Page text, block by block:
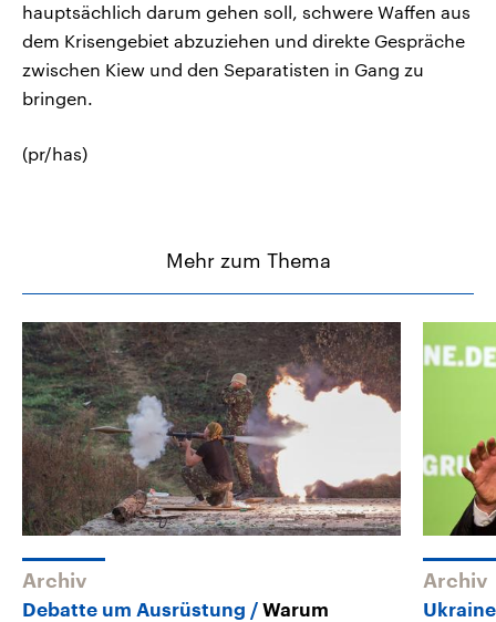
hauptsächlich darum gehen soll, schwere Waffen aus
dem Krisengebiet abzuziehen und direkte Gespräche
zwischen Kiew und den Separatisten in Gang zu
bringen.
(pr/has)
Mehr zum Thema
Archiv
Debatte um Ausrüstung
Warum
Archiv